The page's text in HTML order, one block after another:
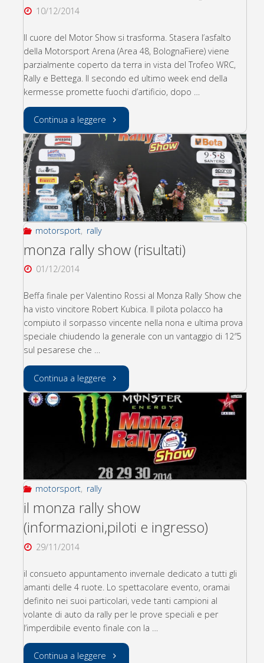
10/12/2014
Il cuore del Motor Show si trasforma. Stasera l’asfalto
della Motorsport Arena (Area 48, BolognaFiere) viene
parzialmente coperto da terra in vista del Trofeo WRC,
Rally e Bettega. Il secondo ed ultimo week end della
kermesse promette fuochi d’artificio, dopo …
Continua a leggere
nuovo
volto
della
motorsport
arena
motor
show
bologna"
motorsport, rally
monza rally show (risultati)
01/12/2014
Beffa finale per Valentino Rossi al Monza Rally Show che
ha visto vincitore Robert Kubica. Il pilota polacco ha
compiuto il sorpasso vincente nella nona e ultima prova
speciale chiudendo la generale con un vantaggio di 12″5
sul pesarese che …
Continua a leggere "monza
rally
show
motorsport, rally
il monza rally show
(informazioni,piloti e ingresso)
29/11/2014
il consueto appuntamento invernale dedicato a tutti gli
amanti delle 4 ruote. Lo spettacolare evento, oramai
definito nei suoi particolari, vede tanti campioni al
volante di auto da rally per le prove speciali e per
l’imperdibile evento finale con la …
Continua a leggere